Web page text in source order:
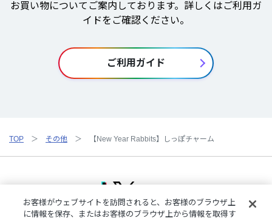
お買い物についてご案内しております。詳しくはご利用ガ
イドをご確認ください。
ご利用ガイド
TOP その他 【New Year Rabbits】しっぽチャーム
お客様がウェブサイトを訪問されると、お客様のブラウザ上
に情報を保存、またはお客様のブラウザ上から情報を取得す